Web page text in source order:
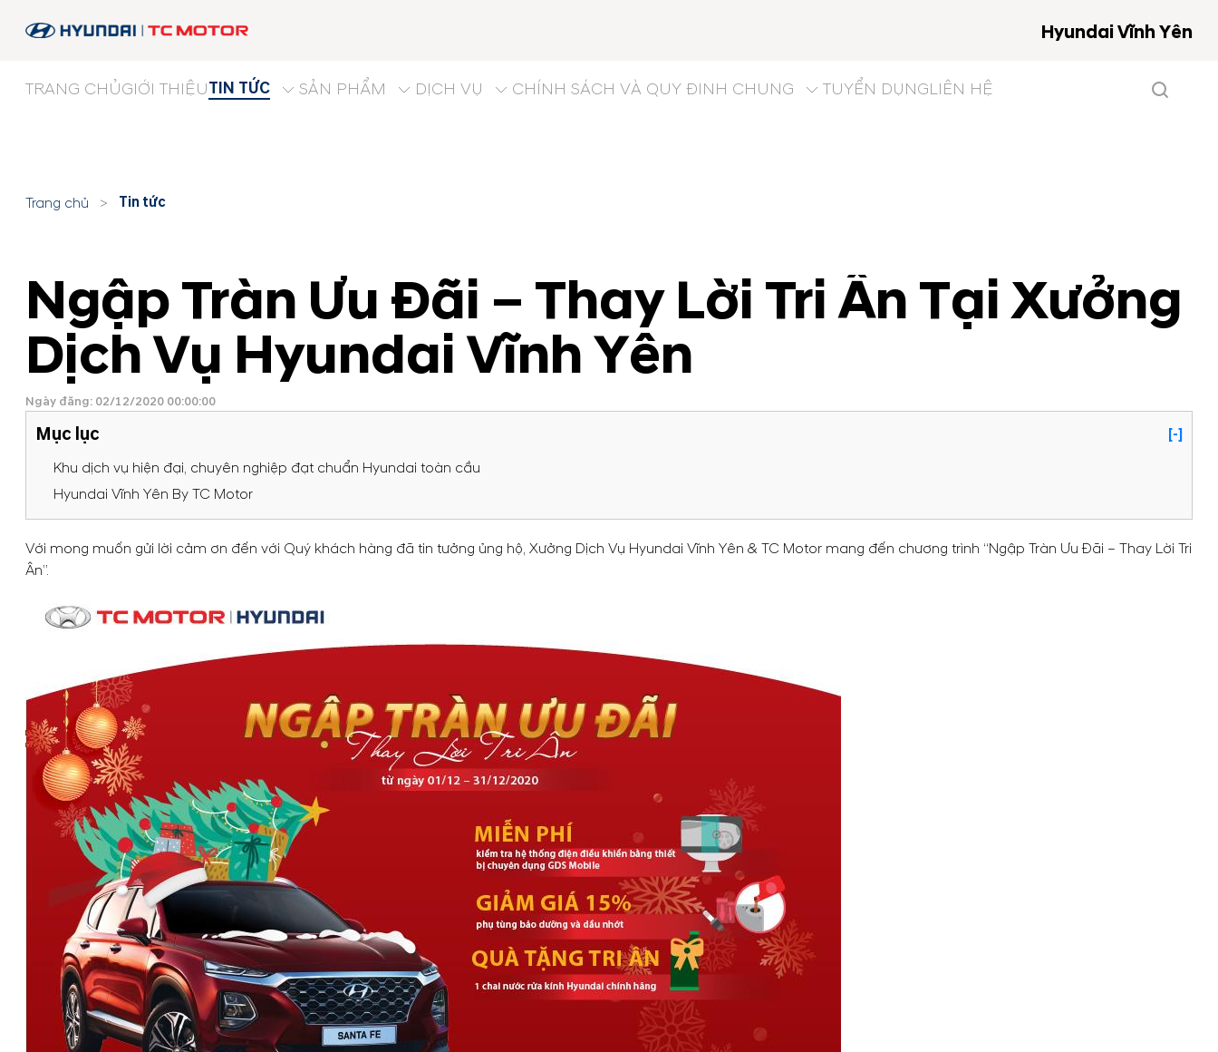
Hyundai Vĩnh Yên
TRANG CHỦGIỚI THIỆUTIN TỨC SẢN PHẨM DỊCH VỤ CHÍNH SÁCH VÀ QUY ĐINH CHUNG TUYỂN DỤNGLIÊN HỆ
Trang chủ > Tin tức
Ngập Tràn Ưu Đãi – Thay Lời Tri Ân Tại Xưởng
Dịch Vụ Hyundai Vĩnh Yên
Ngày đăng: 02/12/2020 00:00:00
Mục lục
[-]
Khu dịch vụ hiện đại, chuyên nghiệp đạt chuẩn Hyundai toàn cầu
Hyundai Vĩnh Yên By TC Motor
Với mong muốn gửi lời cảm ơn đến với Quý khách hàng đã tin tưởng ủng hộ, Xưởng Dịch Vụ Hyundai Vĩnh Yên & TC Motor mang đến chương trình “Ngập Tràn Ưu Đãi – Thay Lời Tri
Ân”.